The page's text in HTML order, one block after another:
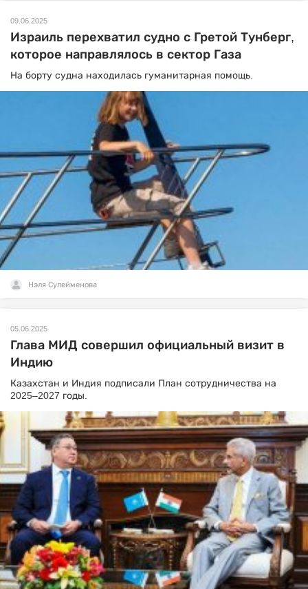
09.06.2025
Израиль перехватил судно с Гретой Тунберг,
которое направлялось в сектор Газа
На борту судна находилась гуманитарная помощь.
Нэля Сулейменова
05.06.2025
Глава МИД совершил официальный визит в
Индию
Казахстан и Индия подписали План сотрудничества на
2025–2027 годы.